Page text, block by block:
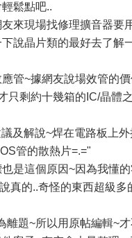
鬆點吧..
來現場找修理擴音器要
說晶片類的最好去了解
管~據網友說場效管的
只剩約十幾箱的IC/晶體
及解說~焊在電路板上
管的散熱片=.="
是這個原因~因為我懂
真的..奇怪的東西超級多
離題~所以用原帖編輯~